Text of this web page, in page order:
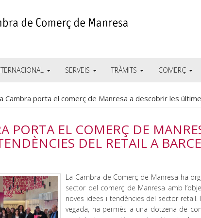
SERVEIS TRÀMITS COMERÇ
Cambra porta el comerç de Manresa a descobrir les
PORTA EL COMERÇ DE
DEL RETAIL A
La Cambra de Comerç de Manresa ha
sector del comerç de Manresa amb
noves idees i tendències del sector retail.
vegada, ha permès a una dotzena de